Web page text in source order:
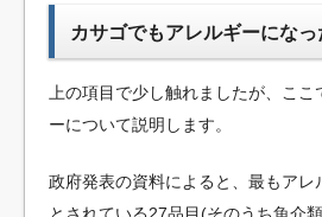
カサゴでもアレルギーになっ
上の項目で少し触れましたが、こ
ーについて説明します。
政府発表の資料によると、最もアレ